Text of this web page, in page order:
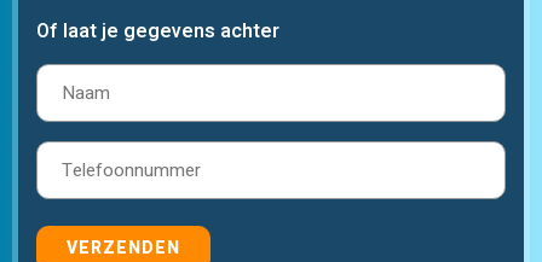
Of laat je gegevens achter
Naam
Telefoon
VERZENDEN